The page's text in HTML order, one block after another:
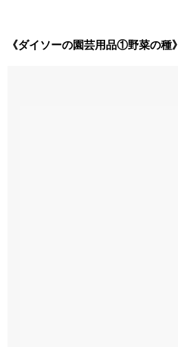
《ダイソーの園芸用品①野菜の種》